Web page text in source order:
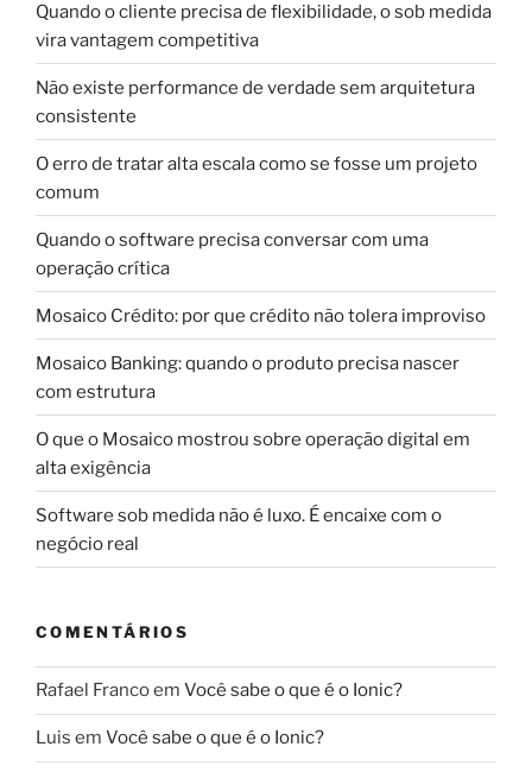
Quando o cliente precisa de flexibilidade, o sob medida
vira vantagem competitiva
Não existe performance de verdade sem arquitetura
consistente
O erro de tratar alta escala como se fosse um projeto
comum
Quando o software precisa conversar com uma
operação crítica
Mosaico Crédito: por que crédito não tolera improviso
Mosaico Banking: quando o produto precisa nascer
com estrutura
O que o Mosaico mostrou sobre operação digital em
alta exigência
Software sob medida não é luxo. É encaixe com o
negócio real
COMENTÁRIOS
Rafael Francoem Você sabe o que é o Ionic?
Luis em Você sabe o que é o Ionic?